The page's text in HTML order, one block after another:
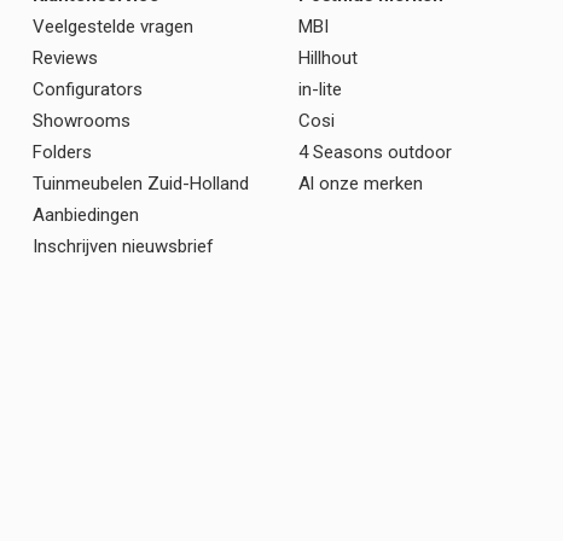
Veelgestelde vragen
Reviews
Configurators
Showrooms
Folders
Tuinmeubelen Zuid-Holland
Aanbiedingen
Inschrijven nieuwsbrief
MBI
Hillhout
in-lite
Cosi
4 Seasons outdoor
Al onze merken